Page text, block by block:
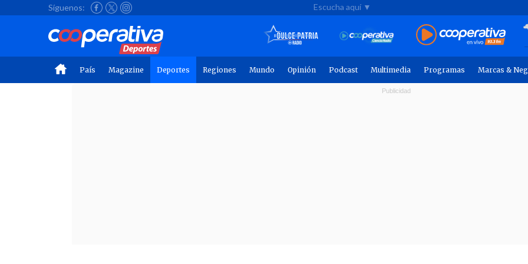
Síguenos: Escucha aquí ▼
País Magazine Deportes Regiones Mundo Opinión Podcast Multimedia Programas Marcas &